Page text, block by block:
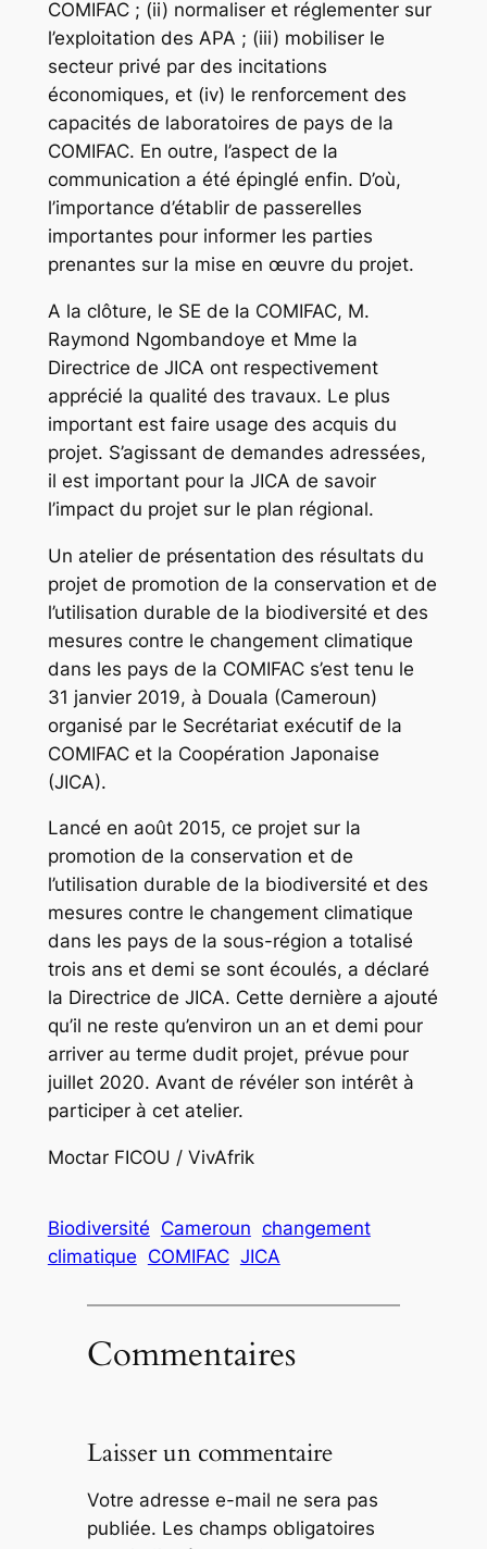
COMIFAC ; (ii) normaliser et réglementer sur
l’exploitation des APA ; (iii) mobiliser le
secteur privé par des incitations
économiques, et (iv) le renforcement des
capacités de laboratoires de pays de la
COMIFAC. En outre, l’aspect de la
communication a été épinglé enfin. D’où,
l’importance d’établir de passerelles
importantes pour informer les parties
prenantes sur la mise en œuvre du projet.
A la clôture, le SE de la COMIFAC, M.
Raymond Ngombandoye et Mme la
Directrice de JICA ont respectivement
apprécié la qualité des travaux. Le plus
important est faire usage des acquis du
projet. S’agissant de demandes adressées,
il est important pour la JICA de savoir
l’impact du projet sur le plan régional.
Un atelier de présentation des résultats du
projet de promotion de la conservation et de
l’utilisation durable de la biodiversité et des
mesures contre le changement climatique
dans les pays de la COMIFAC s’est tenu le
31 janvier 2019, à Douala (Cameroun)
organisé par le Secrétariat exécutif de la
COMIFAC et la Coopération Japonaise
(JICA).
Lancé en août 2015, ce projet sur la
promotion de la conservation et de
l’utilisation durable de la biodiversité et des
mesures contre le changement climatique
dans les pays de la sous-région a totalisé
trois ans et demi se sont écoulés, a déclaré
la Directrice de JICA. Cette dernière a ajouté
qu’il ne reste qu’environ un an et demi pour
arriver au terme dudit projet, prévue pour
juillet 2020. Avant de révéler son intérêt à
participer à cet atelier.
Moctar FICOU / VivAfrik
Biodiversité Cameroun changement
climatique COMIFAC JICA
Commentaires
Laisser un commentaire
Votre adresse e-mail ne sera pas
publiée. Les champs obligatoires